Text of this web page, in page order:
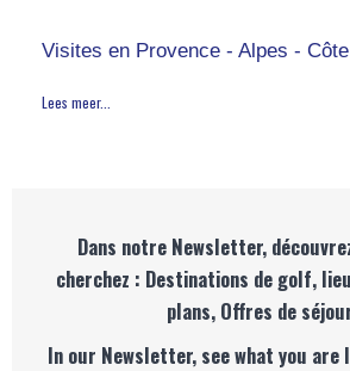
Visites en Provence - Alpes -
Lees meer...
Dans notre Newsletter,
cherchez : Destinations de golf,
plans, Offres de
In our Newsletter, see what you